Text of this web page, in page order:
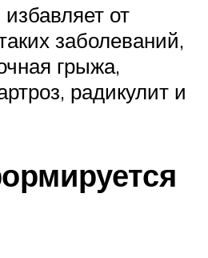
от
заболеваний,
грыжа,
радикулит и